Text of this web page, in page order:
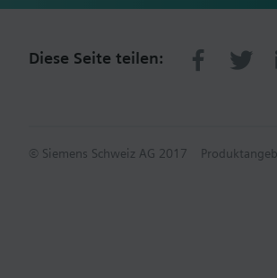
Diese Seite teilen:
© Siemens Schweiz AG 2017